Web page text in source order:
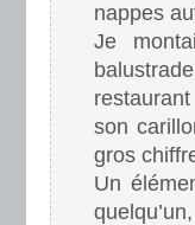
nappes
Je
son
gros
Un